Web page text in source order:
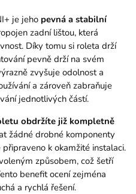
je jeho pevná a stabilní
zadní lištou, která
Díky tomu si roleta drží
pevně drží na svém
zvyšuje odolnost a
a zároveň zabraňuje
jednotlivých částí.
obdržíte již kompletně
žádné drobné komponenty
k okamžité instalaci.
způsobem, což šetří
benefit ocení zejména
a rychlá řešení.